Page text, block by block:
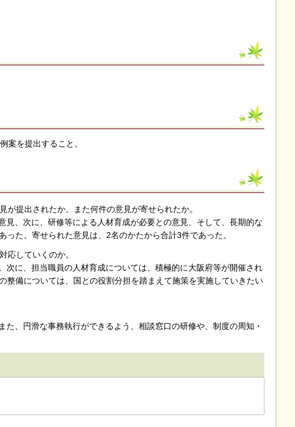
案を提出すること。
提出されたか。また何件の意見が寄せられたか。
、次に、研修等による人材育成が必要との意見、そして、長期的な
た。寄せられた意見は、2名のかたから合計3件であった。
応していくのか。
に、担当職員の人材育成については、積極的に大阪府等が開催され
整備については、国との役割分担を踏まえて施策を実施していきたい
、円滑な事務執行ができるよう、相談窓口の研修や、制度の周知・